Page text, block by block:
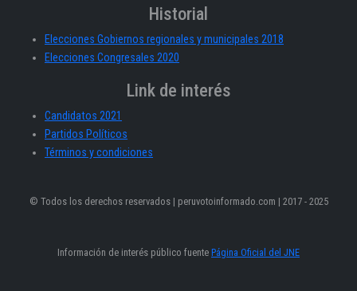
Historial
Elecciones Gobiernos regionales y municipales 2018
Elecciones Congresales 2020
Link de interés
Candidatos 2021
Partidos Políticos
Términos y condiciones
© Todos los derechos reservados | peruvotoinformado.com | 2017 - 2025
Información de interés público fuente Página Oficial del JNE